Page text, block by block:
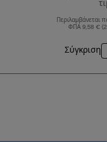
Περιλαμβάνεται
ΦΠΑ 9,58 €
Σύγκριση